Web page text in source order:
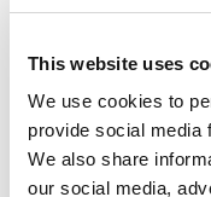
This website uses
We use cookies to
provide social media
We also share
our social media,
de detección